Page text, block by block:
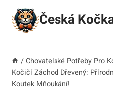
Přeskočit
obsah
Česká
/ Chovatelské Potřeby Pro
Kočičí Záchod Dřevený:
Koutek Mňoukání!